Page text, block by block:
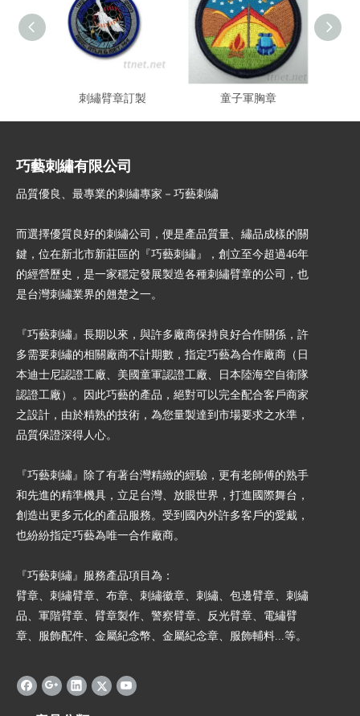
刺繡臂章訂製 童子軍胸章
巧藝刺繡有限公司
品質優良、最專業的刺繡專家－巧藝刺繡
而選擇優質良好的刺繡公司，便是產品質量、繡品成樣的關
鍵，位在新北市新莊區的『巧藝刺繡』，創立至今超過46年
的經營歷史，是一家穩定發展製造各種刺繡臂章的公司，也
是台灣刺繡業界的翹楚之一。
『巧藝刺繡』長期以來，與許多廠商保持良好合作關係，許
多需要刺繡的相關廠商不計期數，指定巧藝為合作廠商（日
本迪士尼認證工廠、美國童軍認證工廠、日本陸海空自衛隊
認證工廠）。因此巧藝的產品，絕對可以完全配合客戶商家
之設計，由於精熟的技術，為您量製達到市場要求之水準，
品質保證深得人心。
『巧藝刺繡』除了有著台灣精緻的經驗，更有老師傅的熟手
和先進的精準機具，立足台灣、放眼世界，打進國際舞台，
創造出更多元化的產品服務。受到國內外許多客戶的愛戴，
也紛紛指定巧藝為唯一合作廠商。
『巧藝刺繡』服務產品項目為：
臂章、刺繡臂章、布章、刺繡徽章、刺繡、包邊臂章、刺繡
品、軍階臂章、臂章製作、警察臂章、反光臂章、電繡臂
章、服飾配件、金屬紀念幣、金屬紀念章、服飾輔料...等。